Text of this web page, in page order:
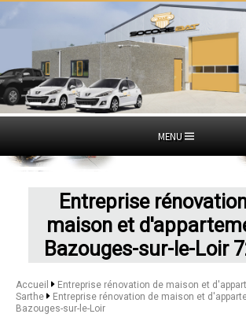
MENU
Entreprise
maison et
Bazouges-sur-le-Loir
Accueil
Entreprise rénovation de maison et
Sarthe
Entreprise rénovation de maison et
Bazouges-sur-le-Loir